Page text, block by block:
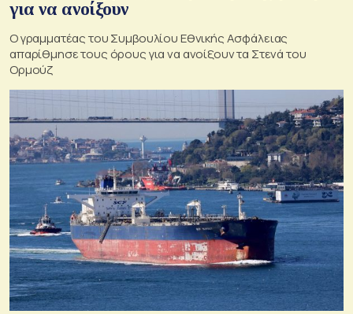
για να ανοίξουν
Ο γραμματέας του Συμβουλίου Εθνικής Ασφάλειας
απαρίθμησε τους όρους για να ανοίξουν τα Στενά του
Ορμούζ